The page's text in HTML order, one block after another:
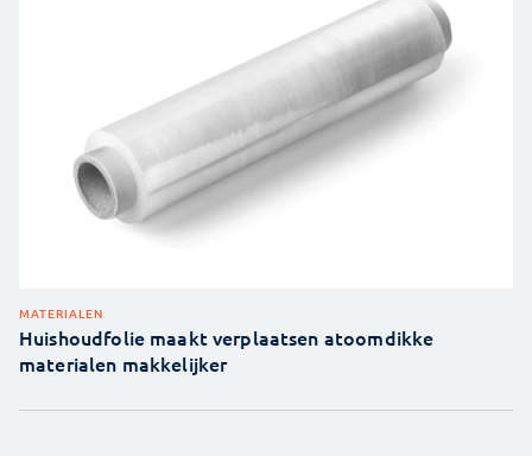
MATERIALEN
Huishoudfolie maakt verplaatsen atoomdikke
materialen makkelijker